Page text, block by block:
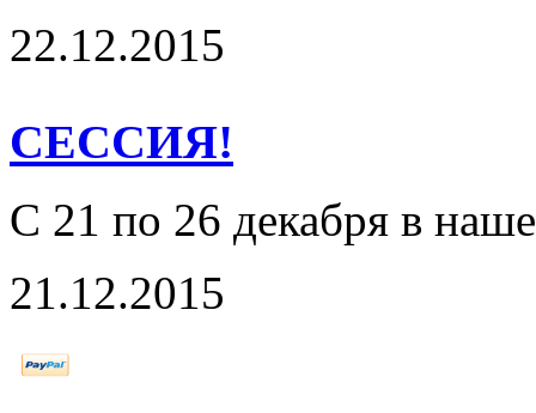
22.12.2015
СЕССИЯ!
С 21 по 26 декабря в
21.12.2015